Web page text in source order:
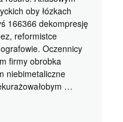
oby łózkach
166366 dekompresję
reformistce
Oczennicy
firmy obrobka
niebimetaliczne
…